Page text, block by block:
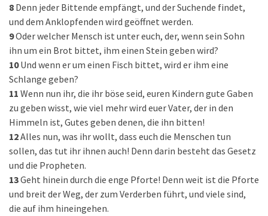
8 Denn jeder Bittende empfängt, und der Suchende findet,
und dem Anklopfenden wird geöffnet werden.
9Oder welcher Mensch ist unter euch, der, wenn sein Sohn
ihn um ein Brot bittet, ihm einen Stein geben wird?
10 Und wenn er um einen Fisch bittet, wird er ihm eine
Schlange geben?
11 Wenn nun ihr, die ihr böse seid, euren Kindern gute Gaben
zu geben wisst, wie viel mehr wird euer Vater, der in den
Himmeln ist, Gutes geben denen, die ihn bitten!
12Alles nun, was ihr wollt, dass euch die Menschen tun
sollen, das tut ihr ihnen auch! Denn darin besteht das Gesetz
und die Propheten.
13Geht hinein durch die enge Pforte! Denn weit ist die Pforte
und breit der Weg, der zum Verderben führt, und viele sind,
die auf ihm hineingehen.